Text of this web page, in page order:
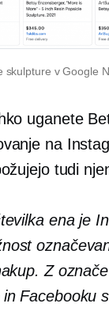
skulpture v Google
uganete
na
tudi
ena je
Z
Facebooku